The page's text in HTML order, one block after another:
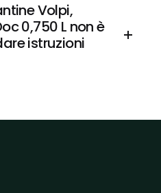
Volpi,
0,750 L non è
istruzioni